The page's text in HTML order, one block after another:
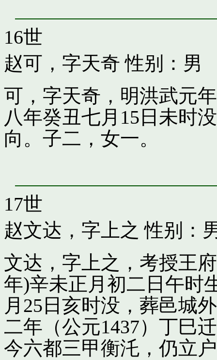
16世
赵可，字天奇 性别：男
可，字天奇，明洪武元
八年癸丑七月15日未时
向。子二，女一。
17世
赵文达，字上之 性别：
文达，字上之，考授王
年)辛未正月初二日午时
月25日亥时没，葬邑城
二年（公元1437）丁巳
今六都三甲衡汑，仍立